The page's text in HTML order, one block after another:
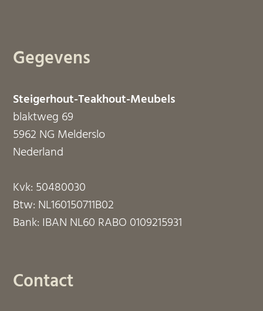
Gegevens
Steigerhout-Teakhout-Meubels
blaktweg 69
5962 NG Melderslo
Nederland
Kvk: 50480030
Btw: NL160150711B02
Bank: IBAN NL60 RABO 0109215931
Contact